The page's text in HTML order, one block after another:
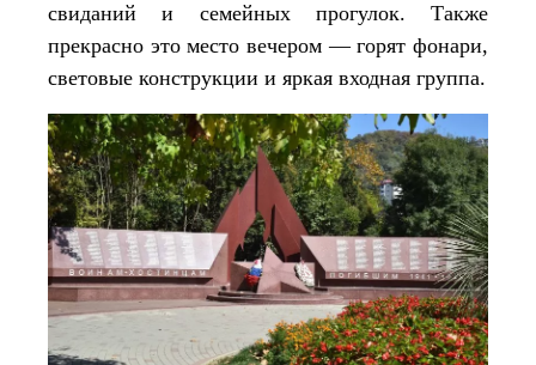
свиданий и семейных прогулок. Также
прекрасно это место вечером — горят фонари,
световые конструкции и яркая входная группа.